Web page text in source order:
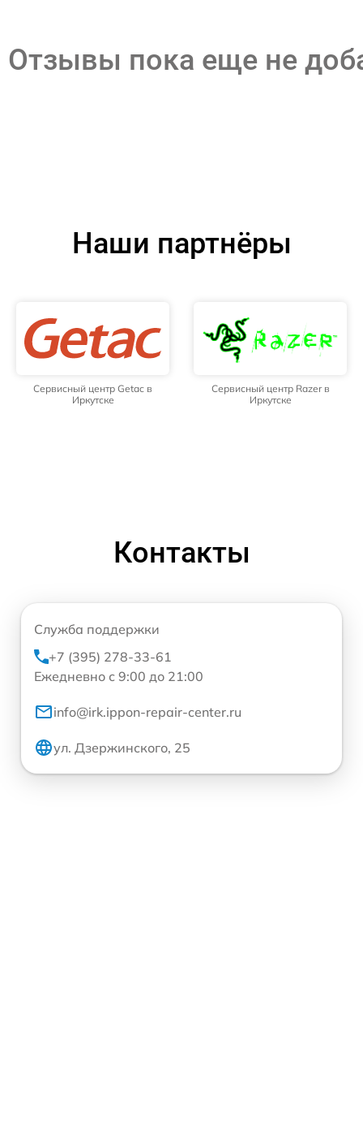
Отзывы пока еще не
Наши партнёры
Сервисный центр Getac в
Иркутске
Сервисный центр Razer в
Иркутске
Контакты
Служба поддержки
+7 (395) 278-33-61
Ежедневно с 9:00 до 21:00
info@irk.ippon-repair-center.ru
ул. Дзержинского, 25